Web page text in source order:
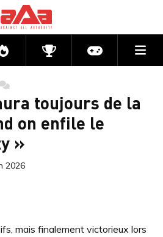
Directs CompétitionsActu jeux
toujours de la
on enfile le
»
2026
AUX
mais finalement victorieux lors